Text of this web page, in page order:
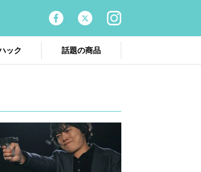
ック 話題の商品